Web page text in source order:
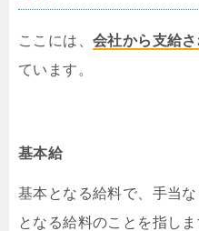
ここには、 会社から支給
ています。
基本給
基本となる給料で、手当
となる給料のことを指しま